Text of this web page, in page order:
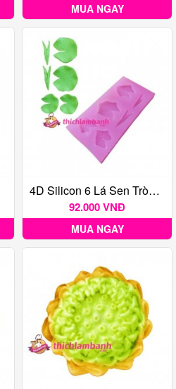
MUA NGAY
4D Silicon 6 Lá Sen Tròn Và Cuốn Sen Nhỏ
92.000 VNĐ
MUA NGAY